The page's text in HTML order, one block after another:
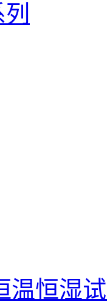
温恒湿